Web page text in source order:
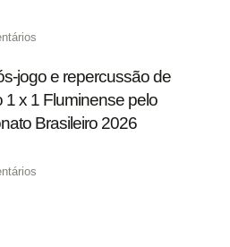
jogo e repercussão de
1 x 1 Fluminense pelo
Brasileiro 2026